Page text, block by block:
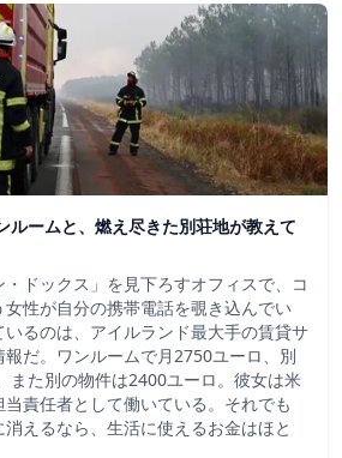
ルームと、燃え尽きた別荘地が教えて
ドックス」を見下ろすオフィスで、コ
性が自分の携帯電話を覗き込んでい
いるのは、アイルランド最大手の賃貸サ
だ。ワンルームで月2750ユーロ、別
また別の物件は2400ユーロ。彼女は米
責任者として働いている。それでも
消えるなら、生活に使えるお金はほと